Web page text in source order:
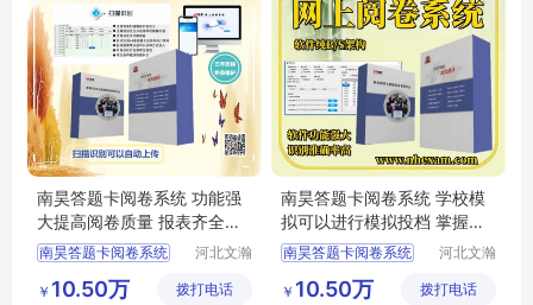
南昊答题卡阅卷系统 功能强
大提高阅卷质量 报表齐全一
键导出
南昊答题卡阅卷系统
教育阅卷系统
河北文瀚
技发展有
￥ 10.50万 拨打电话
南昊答题卡阅卷系统 学校模
拟可以进行模拟投档 掌握学
生上线情况
南昊答题卡阅卷系统
中学网上阅卷
河北文瀚
技发展有
￥ 10.50万 拨打电话